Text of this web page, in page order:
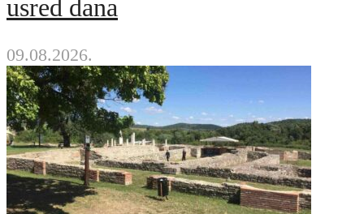
usred dana
09.08.2026.